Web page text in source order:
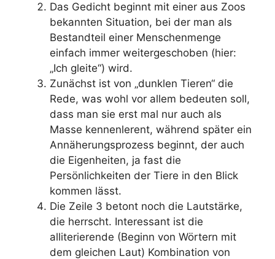
Das Gedicht beginnt mit einer aus Zoos
bekannten Situation, bei der man als
Bestandteil einer Menschenmenge
einfach immer weitergeschoben (hier:
„Ich gleite“) wird.
Zunächst ist von „dunklen Tieren“ die
Rede, was wohl vor allem bedeuten soll,
dass man sie erst mal nur auch als
Masse kennenlerent, während später ein
Annäherungsprozess beginnt, der auch
die Eigenheiten, ja fast die
Persönlichkeiten der Tiere in den Blick
kommen lässt.
Die Zeile 3 betont noch die Lautstärke,
die herrscht. Interessant ist die
alliterierende (Beginn von Wörtern mit
dem gleichen Laut) Kombination von